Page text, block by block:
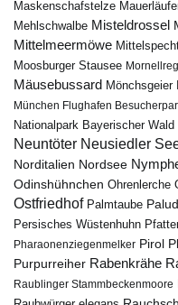
Maskenschafstelze
Mehlschwalbe Misteldrossel
Mittelmeermöwe
Moosburger Stausee
Mäusebussard Mönchsgeier
München Flughafen
Nationalpark Bayerischer Wald
Neuntöter Neusiedler
Norditalien Nordsee
Odinshühnchen Ohrenlerche
Ostfriedhof Palmtaube Palud
Persisches Wüstenhuhn
Pharaonenziegenmelker Pirol
Purpurreiher Rabenkrähe
Raublinger Stammbeckenmoore